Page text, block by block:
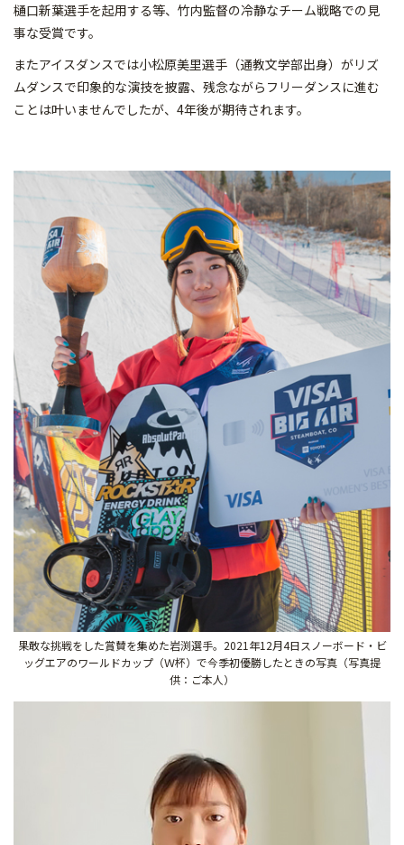
樋口新葉選手を起用する等、竹内監督の冷静なチーム戦略での見
事な受賞です。
またアイスダンスでは小松原美里選手（通教文学部出身）がリズ
ムダンスで印象的な演技を披露、残念ながらフリーダンスに進む
ことは叶いませんでしたが、4年後が期待されます。
果敢な挑戦をした賞賛を集めた岩渕選手。2021年12月4日スノーボード・ビ
ッグエアのワールドカップ（Ｗ杯）で今季初優勝したときの写真（写真提
供：ご本人）